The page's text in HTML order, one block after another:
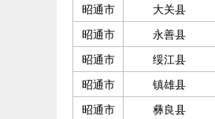
昭通市
大关县
昭通市
永善县
昭通市
绥江县
昭通市
镇雄县
昭通市
彝良县